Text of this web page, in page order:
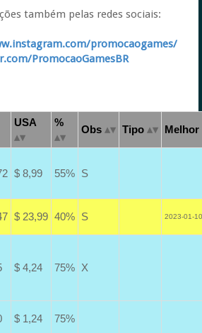
também pelas redes sociais:
promocaogames/
PromocaoGamesBR
USA %
Obs Tipo
$ 8,99 55% S
$ 23,99 40% S 2023-01-
$ 4,24 75% X
$ 1,24 75%